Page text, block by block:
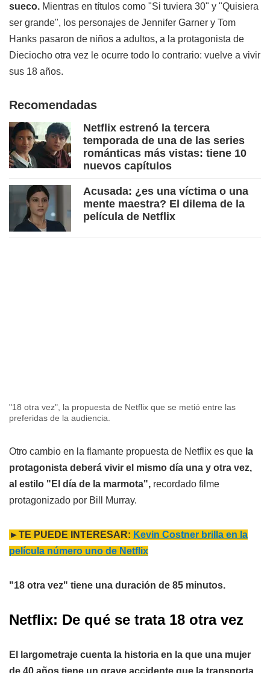
sueco. Mientras en títulos como "Si tuviera 30" y "Quisiera
ser grande", los personajes de Jennifer Garner y Tom
Hanks pasaron de niños a adultos, a la protagonista de
Dieciocho otra vez le ocurre todo lo contrario: vuelve a vivir
sus 18 años.
Recomendadas
Netflix estrenó la tercera
temporada de una de las series
románticas más vistas: tiene 10
nuevos capítulos
Acusada: ¿es una víctima o una
mente maestra? El dilema de la
película de Netflix
"18 otra vez", la propuesta de Netflix que se metió entre las
preferidas de la audiencia.
Otro cambio en la flamante propuesta de Netflix es que la
protagonista deberá vivir el mismo día una y otra vez,
al estilo "El día de la marmota", recordado filme
protagonizado por Bill Murray.
►TE PUEDE INTERESAR: Kevin Costner brilla en la
película número uno de Netflix
"18 otra vez" tiene una duración de 85 minutos.
Netflix: De qué se trata 18 otra vez
El largometraje cuenta la historia en la que una mujer
de 40 años tiene un grave accidente que la transporta